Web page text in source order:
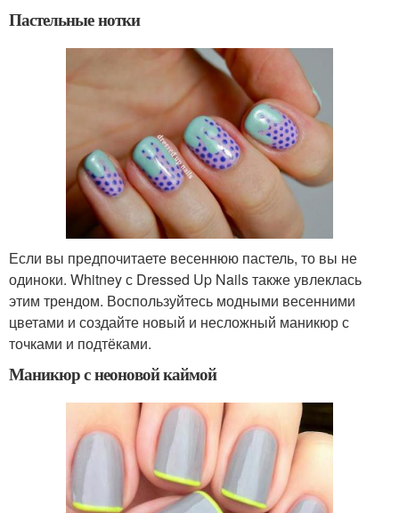
Пастельные нотки
Если вы предпочитаете весеннюю пастель, то вы не
одиноки. Whitney с Dressed Up Nails также увлеклась
этим трендом. Воспользуйтесь модными весенними
цветами и создайте новый и несложный маникюр с
точками и подтёками.
Маникюр с неоновой каймой